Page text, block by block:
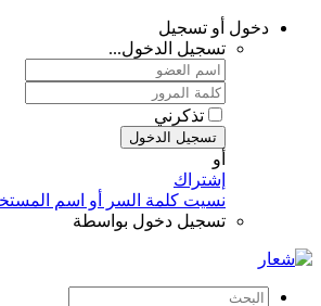
دخول أو تسجيل
تسجيل الدخول...
تذكرني
تسجيل الدخول
أو
إشتراك
نسيت كلمة السر أو اسم
تسجيل دخول بواسطة